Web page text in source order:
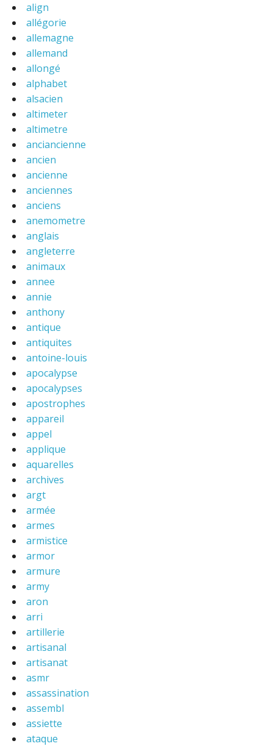
align
allégorie
allemagne
allemand
allongé
alphabet
alsacien
altimeter
altimetre
anciancienne
ancien
ancienne
anciennes
anciens
anemometre
anglais
angleterre
animaux
annee
annie
anthony
antique
antiquites
antoine-louis
apocalypse
apocalypses
apostrophes
appareil
appel
applique
aquarelles
archives
argt
armée
armes
armistice
armor
armure
army
aron
arri
artillerie
artisanal
artisanat
asmr
assassination
assembl
assiette
ataque